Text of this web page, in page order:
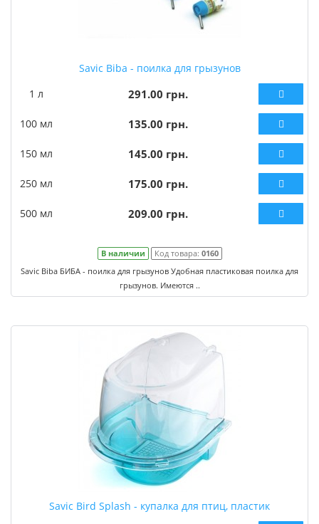
Savic Biba - поилка для грызунов
1 л
291.00 грн.
100 мл 135.00 грн.
150 мл 145.00 грн.
250 мл 175.00 грн.
500 мл 209.00 грн.
В наличии Код товара: 0160
Savic Biba БИБА - поилка для грызунов Удобная пластиковая поилка для
грызунов. Имеются ..
Savic Bird Splash - купалка для птиц, пластик